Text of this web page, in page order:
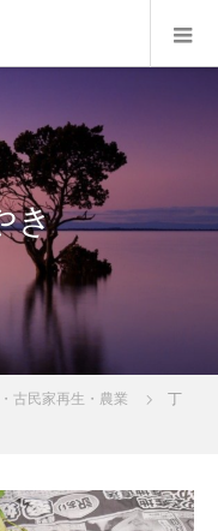
き
古民家再生・農業
丁